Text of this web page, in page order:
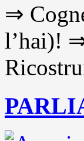
⇒
l’hai)!